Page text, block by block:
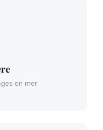
en mer